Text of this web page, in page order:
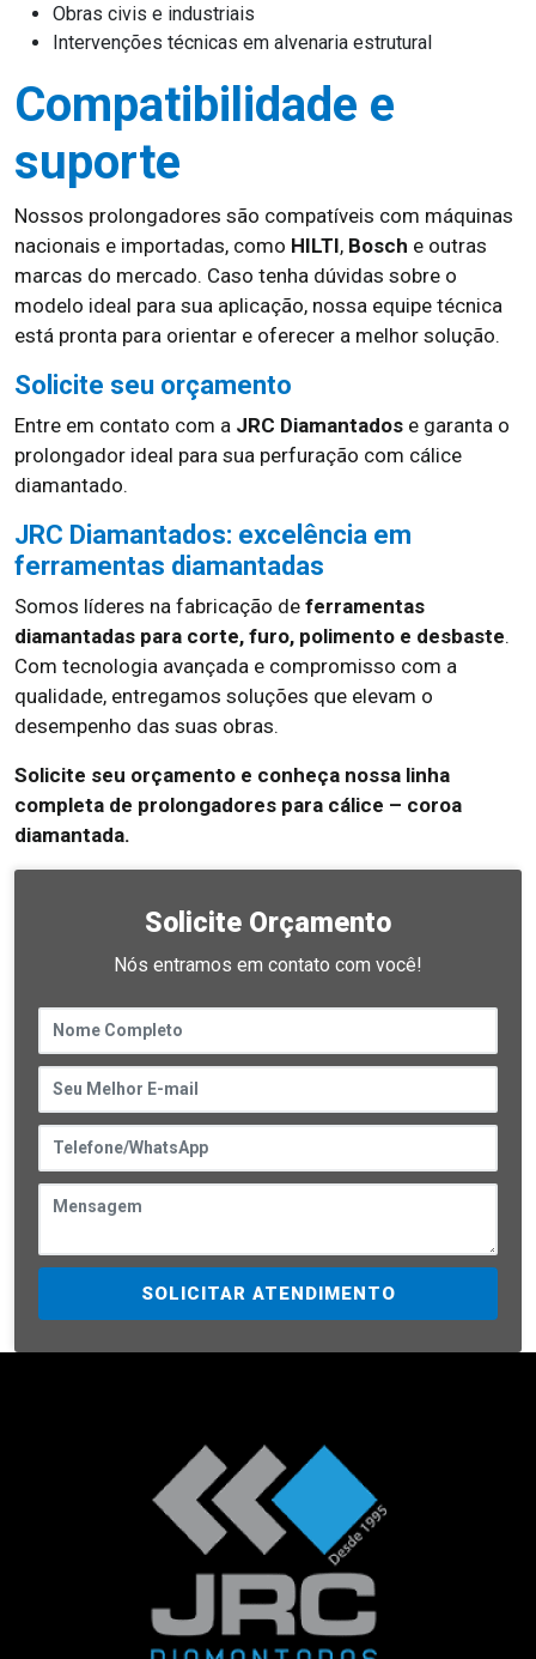
Obras civis e industriais
Intervenções técnicas em alvenaria estrutural
Compatibilidade e
suporte
Nossos prolongadores são compatíveis com máquinas
nacionais e importadas, como HILTI, Bosch e outras
marcas do mercado. Caso tenha dúvidas sobre o
modelo ideal para sua aplicação, nossa equipe técnica
está pronta para orientar e oferecer a melhor solução.
Solicite seu orçamento
Entre em contato com a JRC Diamantados e garanta o
prolongador ideal para sua perfuração com cálice
diamantado.
JRC Diamantados: excelência em
ferramentas diamantadas
Somos líderes na fabricação de ferramentas
diamantadas para corte, furo, polimento e desbaste.
Com tecnologia avançada e compromisso com a
qualidade, entregamos soluções que elevam o
desempenho das suas obras.
Solicite seu orçamento e conheça nossa linha
completa de prolongadores para cálice – coroa
diamantada.
Solicite Orçamento
Nós entramos em contato com você!
SOLICITAR ATENDIMENTO